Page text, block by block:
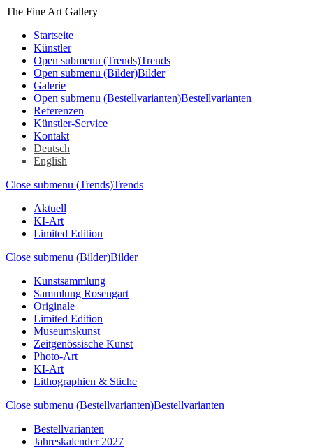
The Fine Art Gallery
Startseite
Künstler
Open submenu (Trends)Trends
Open submenu (Bilder)Bilder
Galerie
Open submenu (Bestellvarianten)Bestellvarianten
Referenzen
Künstler-Service
Kontakt
Deutsch
English
Close submenu (Trends)Trends
Aktuell
KI-Art
Limited Edition
Close submenu (Bilder)Bilder
Kunstsammlung
Sammlung Rosengart
Originale
Limited Edition
Museumskunst
Zeitgenössische Kunst
Photo-Art
KI-Art
Lithographien & Stiche
Close submenu (Bestellvarianten)Bestellvarianten
Bestellvarianten
Jahreskalender 2027